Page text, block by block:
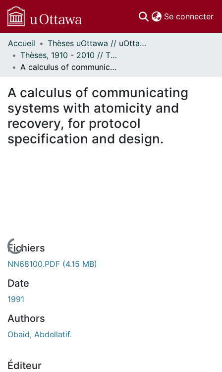
Se connecter
Communautés
et collections
Parcourir
À propos
Accueil
Thèses uOttawa // uOttawa Theses
Thèses, 1910 - 2010 // Theses, 1910 - 2010
A calculus of communicating systems with atomicity and recovery, for protocol specification and design.
A calculus of communicating
systems with atomicity and
recovery, for protocol
specification and design.
En cours de chargement...
Fichiers
NN68100.PDF (4.15 MB)
Date
1991
Authors
Obaid, Abdellatif.
Éditeur